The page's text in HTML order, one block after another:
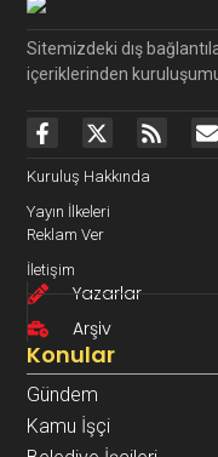
Sitemizdeki dış
içeriklerinden
Kuruluş Hakkında
Yayın İlkeleri
Reklam Ver
İletişim
Yazarlar
Arşiv
Konular
Gündem
Kamu İşçi